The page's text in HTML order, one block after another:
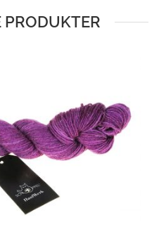
PRODUKTER